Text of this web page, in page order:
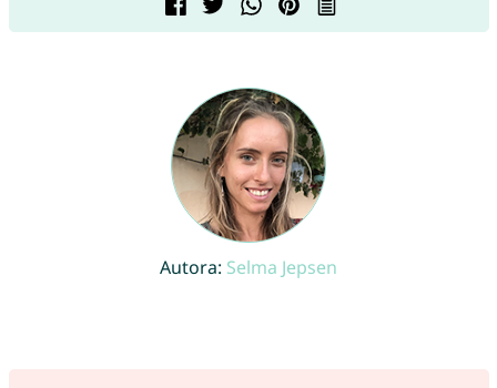
Autora: Selma Jepsen